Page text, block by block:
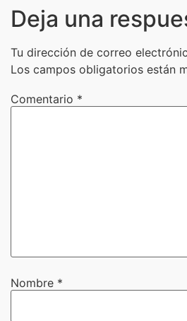
Deja una
Tu dirección de correo
Los campos obligatorios están
Comentario *
Nombre *